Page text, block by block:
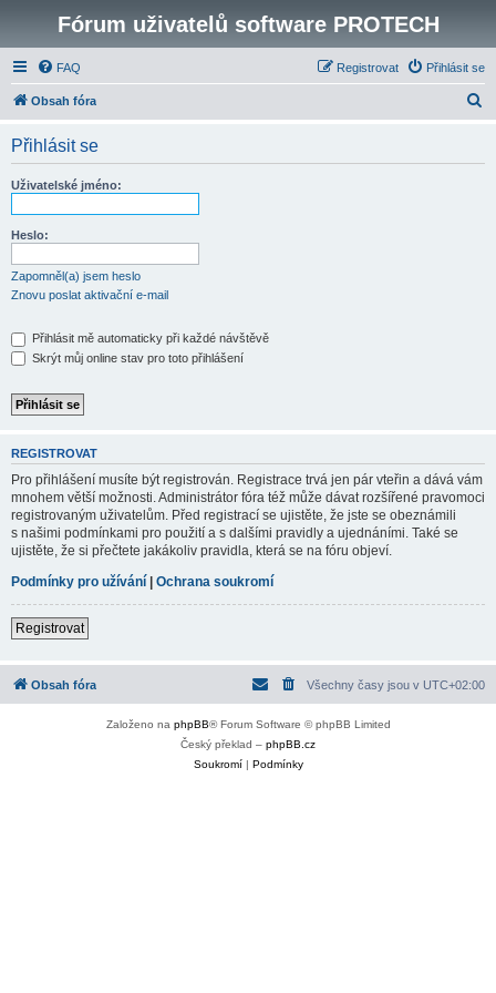
Fórum uživatelů software PROTECH
FAQ Přihlásit se
Registrovat
Obsah fóra
Přihlásit se
Uživatelské jméno:
Heslo:
Zapomněl(a) jsem heslo
Znovu poslat aktivační e-mail
Přihlásit mě automaticky při každé návštěvě
Skrýt můj online stav pro toto přihlášení
REGISTROVAT
Pro přihlášení musíte být registrován. Registrace trvá jen pár vteřin a dává vám
mnohem větší možnosti. Administrátor fóra též může dávat rozšířené pravomoci
registrovaným uživatelům. Před registrací se ujistěte, že jste se obeznámili
s našimi podmínkami pro použití a s dalšími pravidly a ujednáními. Také se
ujistěte, že si přečtete jakákoliv pravidla, která se na fóru objeví.
Podmínky pro užívání | Ochrana soukromí
Registrovat
Obsah fóra Všechny časy jsou v UTC+02:00
Založeno na phpBB® Forum Software © phpBB Limited
Český překlad – phpBB.cz
Soukromí| Podmínky